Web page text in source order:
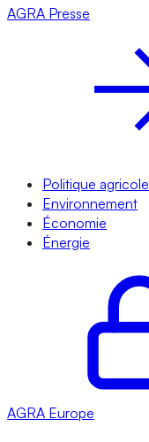
AGRA Presse
Politique agricole
Environnement
Économie
Énergie
AGRA Europe